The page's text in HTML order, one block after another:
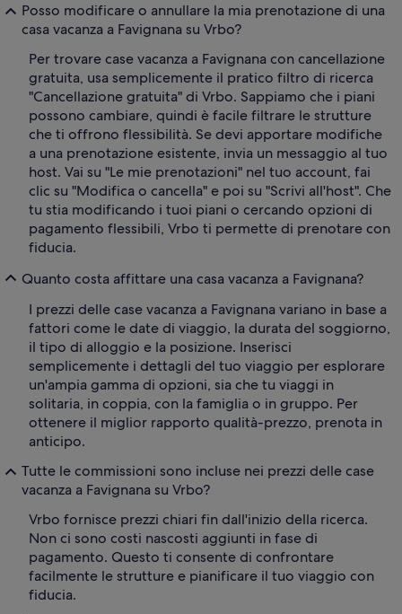
Posso modificare o annullare la mia prenotazione di una
casa vacanza a Favignana su Vrbo?
Per trovare case vacanza a Favignana con cancellazione
gratuita, usa semplicemente il pratico filtro di ricerca
"Cancellazione gratuita" di Vrbo. Sappiamo che i piani
possono cambiare, quindi è facile filtrare le strutture
che ti offrono flessibilità. Se devi apportare modifiche
a una prenotazione esistente, invia un messaggio al tuo
host. Vai su "Le mie prenotazioni" nel tuo account, fai
clic su "Modifica o cancella" e poi su "Scrivi all'host". Che
tu stia modificando i tuoi piani o cercando opzioni di
pagamento flessibili, Vrbo ti permette di prenotare con
fiducia.
Quanto costa affittare una casa vacanza a Favignana?
I prezzi delle case vacanza a Favignana variano in base a
fattori come le date di viaggio, la durata del soggiorno,
il tipo di alloggio e la posizione. Inserisci
semplicemente i dettagli del tuo viaggio per esplorare
un'ampia gamma di opzioni, sia che tu viaggi in
solitaria, in coppia, con la famiglia o in gruppo. Per
ottenere il miglior rapporto qualità-prezzo, prenota in
anticipo.
Tutte le commissioni sono incluse nei prezzi delle case
vacanza a Favignana su Vrbo?
Vrbo fornisce prezzi chiari fin dall'inizio della ricerca.
Non ci sono costi nascosti aggiunti in fase di
pagamento. Questo ti consente di confrontare
facilmente le strutture e pianificare il tuo viaggio con
fiducia.